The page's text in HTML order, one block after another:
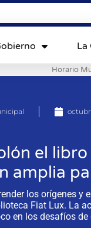
La
Horario
el
amplia
los orígenes y
Fiat Lux. La
en los desafíos